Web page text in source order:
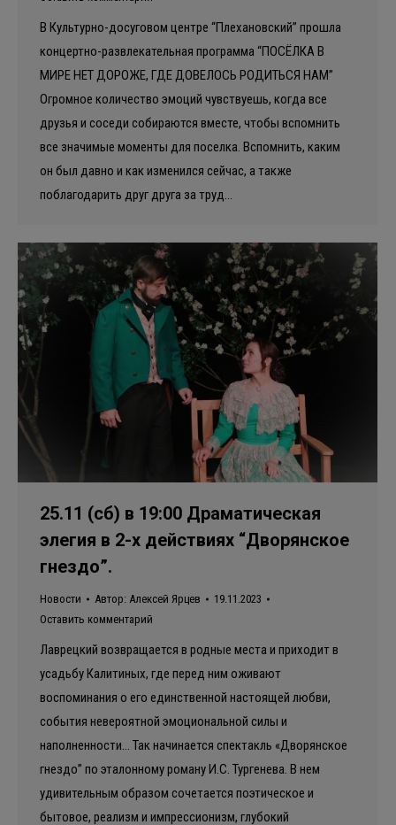
В Культурно-досуговом центре “Плехановский” прошла
концертно-развлекательная программа “ПОСЁЛКА В
МИРЕ НЕТ ДОРОЖЕ, ГДЕ ДОВЕЛОСЬ РОДИТЬСЯ НАМ”
Огромное количество эмоций чувствуешь, когда все
друзья и соседи собираются вместе, чтобы вспомнить
все значимые моменты для поселка. Вспомнить, каким
он был давно и как изменился сейчас, а также
поблагодарить друг друга за труд…
25.11 (сб) в 19:00 Драматическая
элегия в 2-х действиях “Дворянское
гнездо”.
Новости Автор: Алексей Ярцев
19.11.2023
Оставить комментарий
Лаврецкий возвращается в родные места и приходит в
усадьбу Калитиных, где перед ним оживают
воспоминания о его единственной настоящей любви,
события невероятной эмоциональной силы и
наполненности… Так начинается спектакль «Дворянское
гнездо” по эталонному роману И.С. Тургенева. В нем
удивительным образом сочетается поэтическое и
бытовое, реализм и импрессионизм, глубокий